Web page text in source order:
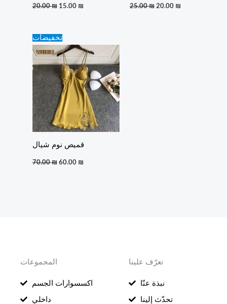
20.00₪ 15.00 ₪ 25.00₪ 20.00 ₪
تخفيضات
قميص نوم شيال
70.00₪
Original
price
was:
70.00 ₪.
60.00 ₪
price
is:
60.00 ₪.
المجموعات
اكسسوارات الجسم
داخلي
تعرّف علينا
نبذة عنّا
تحدّث إلينا